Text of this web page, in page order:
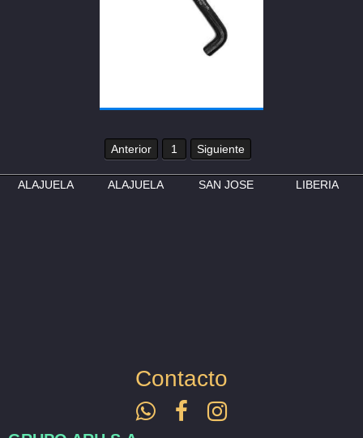
Anterior 1 Siguiente
ALAJUELA ALAJUELA SAN JOSE LIBERIA
Contacto